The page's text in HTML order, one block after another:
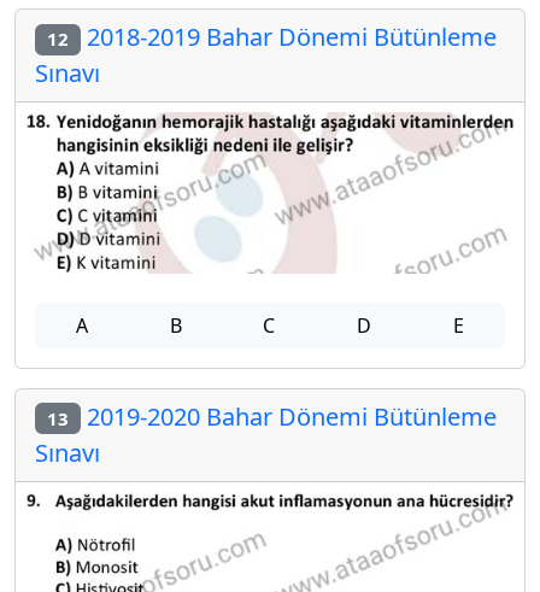
12 2018-2019 Bahar Dönemi Bütünleme
Sınavı
A B C D E
13 2019-2020 Bahar Dönemi Bütünleme
Sınavı